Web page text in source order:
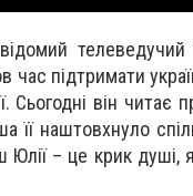
підтримати
Сьогодні він читає
її наштовхнуло
Юлії – це крик